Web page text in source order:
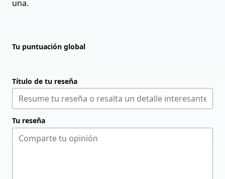
una.
Tu puntuación global
Título de tu reseña
Tu reseña